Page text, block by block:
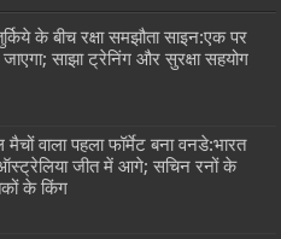
के बीच रक्षा समझौता साइन:एक पर
जाएगा; साझा ट्रेनिंग और सुरक्षा सहयोग
वाला पहला फॉर्मेट बना वनडे:भारत
जीत में आगे; सचिन रनों के
के किंग